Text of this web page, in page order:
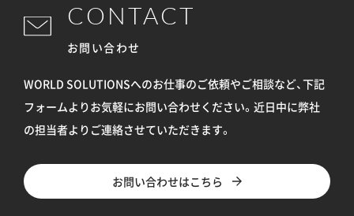
CONTACT
お問い合わせ
WORLD SOLUTIONSへのお仕事のご依頼やご相談など、下記
フォームよりお気軽にお問い合わせください。 近日中に弊社
の担当者よりご連絡させていただきます。
お問い合わせはこちら